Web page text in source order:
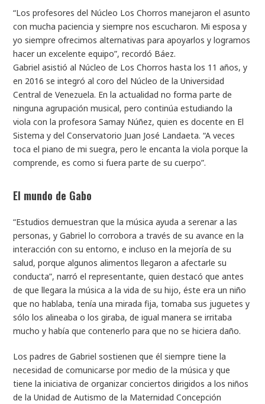
“Los profesores del Núcleo Los Chorros manejaron el asunto
con mucha paciencia y siempre nos escucharon. Mi esposa y
yo siempre ofrecimos alternativas para apoyarlos y logramos
hacer un excelente equipo”, recordó Báez.
Gabriel asistió al Núcleo de Los Chorros hasta los 11 años, y
en 2016 se integró al coro del Núcleo de la Universidad
Central de Venezuela. En la actualidad no forma parte de
ninguna agrupación musical, pero continúa estudiando la
viola con la profesora Samay Núñez, quien es docente en El
Sistema y del Conservatorio Juan José Landaeta. “A veces
toca el piano de mi suegra, pero le encanta la viola porque la
comprende, es como si fuera parte de su cuerpo”.
El mundo de Gabo
“Estudios demuestran que la música ayuda a serenar a las
personas, y Gabriel lo corrobora a través de su avance en la
interacción con su entorno, e incluso en la mejoría de su
salud, porque algunos alimentos llegaron a afectarle su
conducta”, narró el representante, quien destacó que antes
de que llegara la música a la vida de su hijo, éste era un niño
que no hablaba, tenía una mirada fija, tomaba sus juguetes y
sólo los alineaba o los giraba, de igual manera se irritaba
mucho y había que contenerlo para que no se hiciera daño.
Los padres de Gabriel sostienen que él siempre tiene la
necesidad de comunicarse por medio de la música y que
tiene la iniciativa de organizar conciertos dirigidos a los niños
de la Unidad de Autismo de la Maternidad Concepción